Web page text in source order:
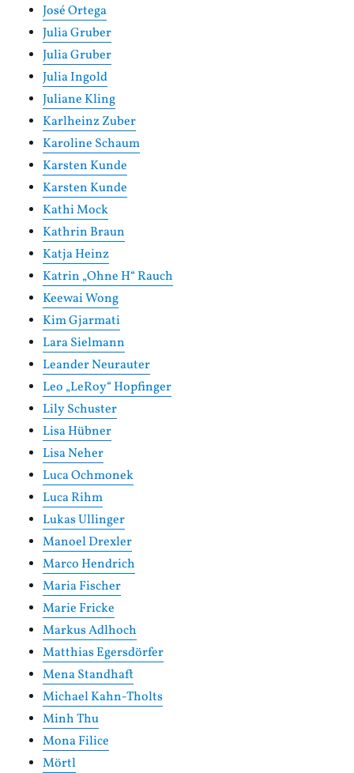
José Ortega
Julia Gruber
Julia Gruber
Julia Ingold
Juliane Kling
Karlheinz Zuber
Karoline Schaum
Karsten Kunde
Karsten Kunde
Kathi Mock
Kathrin Braun
Katja Heinz
Katrin „Ohne H“ Rauch
Keewai Wong
Kim Gjarmati
Lara Sielmann
Leander Neurauter
Leo „LeRoy“ Hopfinger
Lily Schuster
Lisa Hübner
Lisa Neher
Luca Ochmonek
Luca Rihm
Lukas Ullinger
Manoel Drexler
Marco Hendrich
Maria Fischer
Marie Fricke
Markus Adlhoch
Matthias Egersdörfer
Mena Standhaft
Michael Kahn-Tholts
Minh Thu
Mona Filice
Mörtl